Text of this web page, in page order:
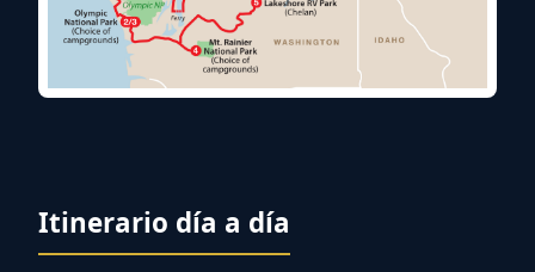
Itinerario día a día